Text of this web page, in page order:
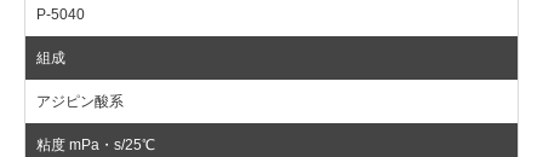
P-5040
アジピン酸系